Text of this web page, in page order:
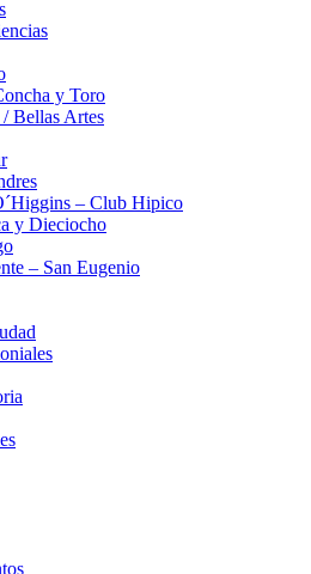
y Toro
Bellas Artes
– Club Hipico
y Dieciocho
– San Eugenio